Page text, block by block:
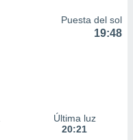
Puesta del sol
19:48
Última luz
20:21